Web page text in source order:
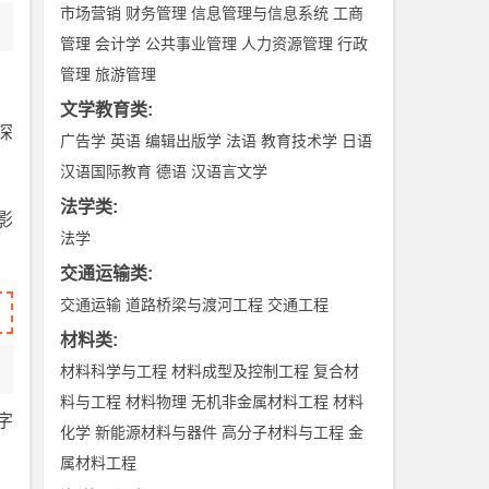
市场营销 财务管理 信息管理与信息系统 工商
管理 会计学 公共事业管理 人力资源管理 行政
管理 旅游管理
文学教育类:
广告学 英语 编辑出版学 法语 教育技术学 日语
汉语国际教育 德语 汉语言文学
法学类:
法学
交通运输类:
交通运输 道路桥梁与渡河工程 交通工程
材料类:
材料科学与工程 材料成型及控制工程 复合材
料与工程 材料物理 无机非金属材料工程 材料
化学 新能源材料与器件 高分子材料与工程 金
属材料工程